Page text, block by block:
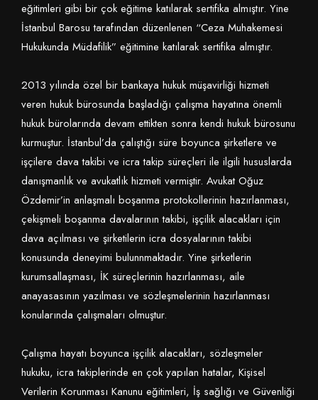
eğitimleri gibi bir çok eğitime katılarak sertifika almıştır. Yine
İstanbul Barosu tarafından düzenlenen “Ceza Muhakemesi
Hukukunda Müdafilik” eğitimine katılarak sertifika almıştır.
2013 yılında özel bir bankaya hukuk müşavirliği hizmeti
veren hukuk bürosunda başladığı çalışma hayatına önemli
hukuk bürolarında devam ettikten sonra kendi hukuk bürosunu
kurmuştur. İstanbul’da çalıştığı süre boyunca şirketlere ve
işçilere dava takibi ve icra takip süreçleri ile ilgili hususlarda
danışmanlık ve avukatlık hizmeti vermiştir. Avukat Oğuz
Özdemir’in anlaşmalı boşanma protokollerinin hazırlanması,
çekişmeli boşanma davalarının takibi, işçilik alacakları için
dava açılması ve şirketilerin icra dosyalarının takibi
konusunda deneyimi bulunnmaktadır. Yine şirketlerin
kurumsallaşması, İK süreçlerinin hazırlanması, aile
anayasasının yazılması ve sözleşmelerinin hazırlanması
konularında çalışmaları olmuştur.
Çalışma hayatı boyunca işçilik alacakları, sözleşmeler
hukuku, icra takiplerinde en çok yapılan hatalar, Kişisel
Verilerin Korunması Kanunu eğitimleri, İş sağlığı ve Güvenliği